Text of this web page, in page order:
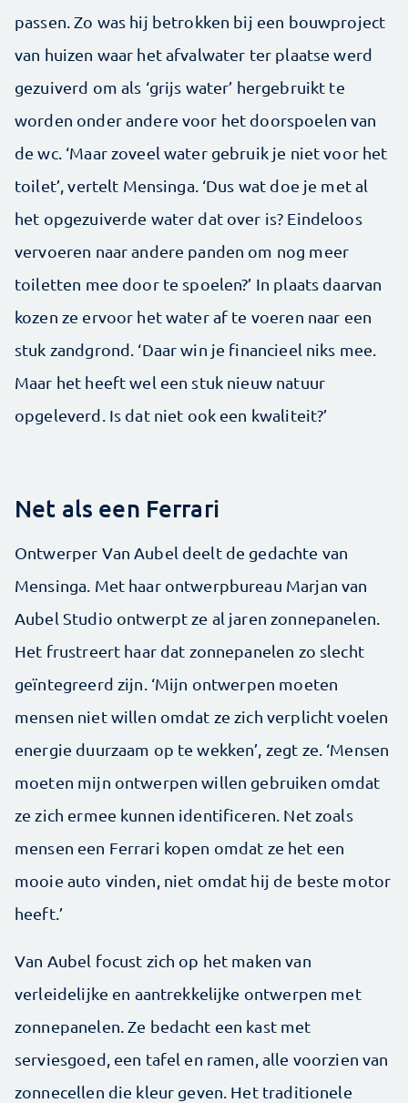
passen. Zo was hij betrokken bij een bouwproject
van huizen waar het afvalwater ter plaatse werd
gezuiverd om als ‘grijs water’ hergebruikt te
worden onder andere voor het doorspoelen van
de wc. ‘Maar zoveel water gebruik je niet voor het
toilet’, vertelt Mensinga. ‘Dus wat doe je met al
het opgezuiverde water dat over is? Eindeloos
vervoeren naar andere panden om nog meer
toiletten mee door te spoelen?’ In plaats daarvan
kozen ze ervoor het water af te voeren naar een
stuk zandgrond. ‘Daar win je financieel niks mee.
Maar het heeft wel een stuk nieuw natuur
opgeleverd. Is dat niet ook een kwaliteit?’
Net als een Ferrari
Ontwerper Van Aubel deelt de gedachte van
Mensinga. Met haar ontwerpbureau Marjan van
Aubel Studio ontwerpt ze al jaren zonnepanelen.
Het frustreert haar dat zonnepanelen zo slecht
geïntegreerd zijn. ‘Mijn ontwerpen moeten
mensen niet willen omdat ze zich verplicht voelen
energie duurzaam op te wekken’, zegt ze. ‘Mensen
moeten mijn ontwerpen willen gebruiken omdat
ze zich ermee kunnen identificeren. Net zoals
mensen een Ferrari kopen omdat ze het een
mooie auto vinden, niet omdat hij de beste motor
heeft.’
Van Aubel focust zich op het maken van
verleidelijke en aantrekkelijke ontwerpen met
zonnepanelen. Ze bedacht een kast met
serviesgoed, een tafel en ramen, alle voorzien van
zonnecellen die kleur geven. Het traditionele